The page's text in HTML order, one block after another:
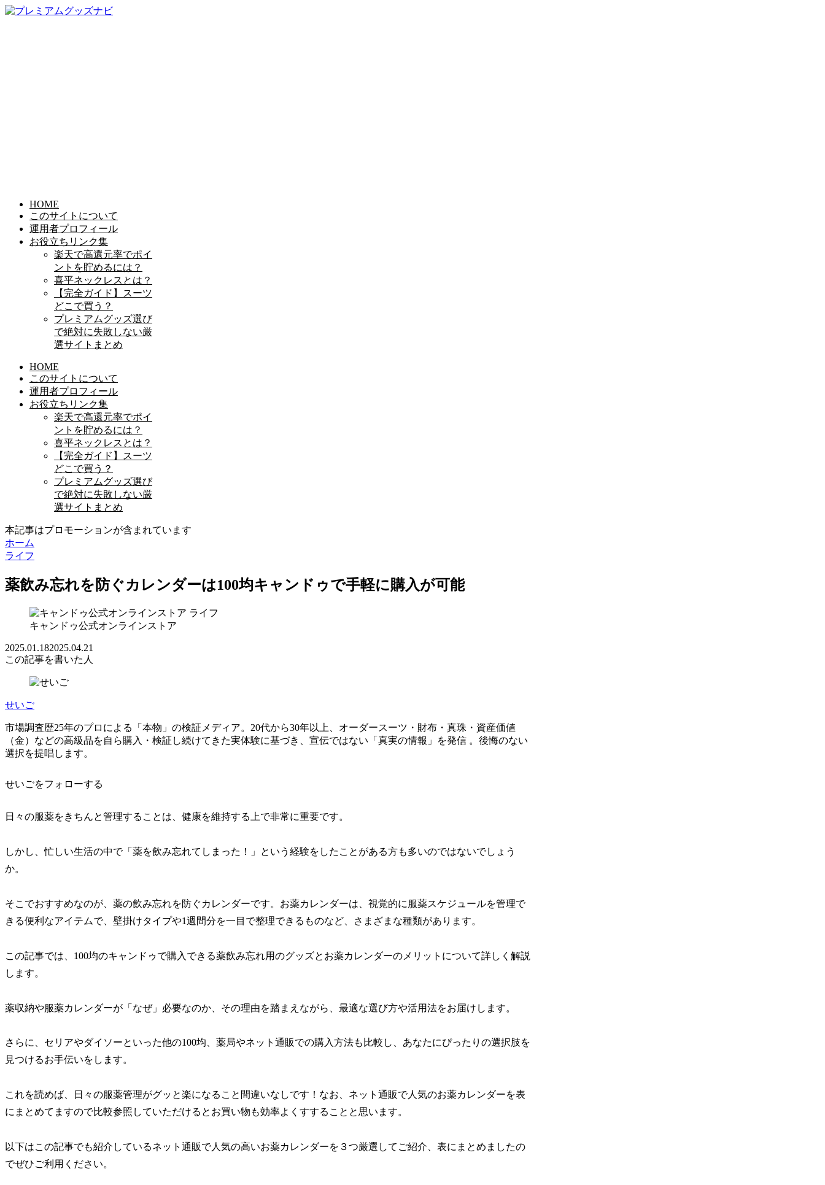
HOME
このサイトについて
運用者プロフィール
お役立ちリンク集
楽天で高還元率でポイ
ントを貯めるには？
喜平ネックレスとは？
【完全ガイド】スーツ
どこで買う？
プレミアムグッズ選び
で絶対に失敗しない厳
選サイトまとめ
HOME
このサイトについて
運用者プロフィール
お役立ちリンク集
楽天で高還元率でポイ
ントを貯めるには？
喜平ネックレスとは？
【完全ガイド】スーツ
どこで買う？
プレミアムグッズ選び
で絶対に失敗しない厳
選サイトまとめ
本記事はプロモーションが含まれています
ホーム
ライフ
薬飲み忘れを防ぐカレンダーは100均キャンドゥで手軽に購入が可能
ライフ
キャンドゥ公式オンラインストア
2025.01.182025.04.21
この記事を書いた人
せいご
市場調査歴25年のプロによる「本物」の検証メディア。20代から30年以上、オーダースーツ・財布・真珠・資産価値
（金）などの高級品を自ら購入・検証し続けてきた実体験に基づき、宣伝ではない「真実の情報」を発信 。後悔のない
選択を提唱します。
せいごをフォローする
日々の服薬をきちんと管理することは、健康を維持する上で非常に重要です。
しかし、忙しい生活の中で「薬を飲み忘れてしまった！」という経験をしたことがある方も多いのではないでしょう
か。
そこでおすすめなのが、薬の飲み忘れを防ぐカレンダーです。お薬カレンダーは、視覚的に服薬スケジュールを管理で
きる便利なアイテムで、壁掛けタイプや1週間分を一目で整理できるものなど、さまざまな種類があります。
この記事では、100均のキャンドゥで購入できる薬飲み忘れ用のグッズとお薬カレンダーのメリットについて詳しく解説
します。
薬収納や服薬カレンダーが「なぜ」必要なのか、その理由を踏まえながら、最適な選び方や活用法をお届けします。
さらに、セリアやダイソーといった他の100均、薬局やネット通販での購入方法も比較し、あなたにぴったりの選択肢を
見つけるお手伝いをします。
これを読めば、日々の服薬管理がグッと楽になること間違いなしです！なお、ネット通販で人気のお薬カレンダーを表
にまとめてますので比較参照していただけるとお買い物も効率よくすすることと思います。
以下はこの記事でも紹介しているネット通販で人気の高いお薬カレンダーを３つ厳選してご紹介、表にまとめましたの
でぜひご利用ください。